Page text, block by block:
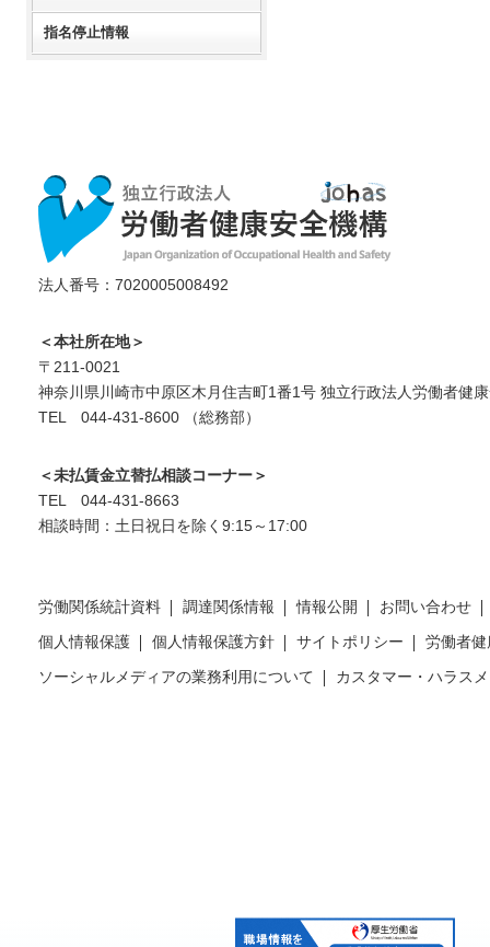
指名停止情報
法人番号：7020005008492
＜本社所在地＞
〒211-0021
神奈川県川崎市中原区木月住吉町1番1号 独立行政法人労働者健
TEL 044-431-8600 （総務部）
＜未払賃金立替払相談コーナー＞
TEL 044-431-8663
相談時間：土日祝日を除く9:15～17:00
労働関係統計資料 調達関係情報 情報公開
お問い合わせ
個人情報保護
個人情報保護方針 サイトポリシー
労働者
ソーシャルメディアの業務利用について
カスタマー・ハラス